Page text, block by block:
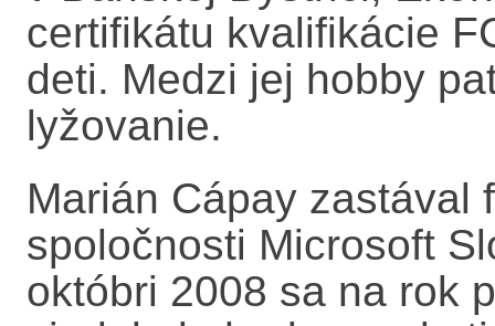
certifikátu kvalifikácie
deti. Medzi jej hobby
lyžovanie.
Marián Cápay zastával
spoločnosti Microsoft
októbri 2008 sa na rok